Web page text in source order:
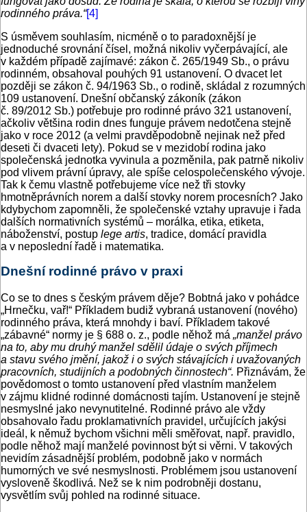
rodinného práva.“[4]
S úsměvem souhlasím, nicméně o to paradoxnější je
jednoduché srovnání čísel, možná nikoliv vyčerpávající, ale
v každém případě zajímavé: zákon č. 265/1949 Sb., o právu
rodinném, obsahoval pouhých 91 ustanovení. O dvacet let
později se zákon č. 94/1963 Sb., o rodině, skládal z rozumných
109 ustanovení. Dnešní občanský zákoník (zákon
č. 89/2012 Sb.) potřebuje pro rodinné právo 321 ustanovení,
ačkoliv většina rodin dnes funguje právem nedotčena stejně
jako v roce 2012 (a velmi pravděpodobně nejinak než před
deseti či dvaceti lety). Pokud se v mezidobí rodina jako
společenská jednotka vyvinula a pozměnila, pak patrně nikoliv
pod vlivem právní úpravy, ale spíše celospolečenského vývoje.
Tak k čemu vlastně potřebujeme více než tři stovky
hmotněprávních norem a další stovky norem procesních? Jako
kdybychom zapomněli, že společenské vztahy upravuje i řada
dalších normativních systémů – morálka, etika, etiketa,
náboženství, postup lege artis, tradice, domácí pravidla
a v neposlední řadě i matematika.
Dnešní rodinné právo v praxi
Co se to dnes s českým právem děje? Bobtná jako v pohádce
„Hrnečku, vař!“ Příkladem budiž vybraná ustanovení (nového)
rodinného práva, která mnohdy i baví. Příkladem takové
„zábavné“ normy je § 688 o. z., podle něhož má „manžel právo
na to, aby mu druhý manžel sdělil údaje o svých příjmech
a stavu svého jmění, jakož i o svých stávajících i uvažovaných
pracovních, studijních a podobných činnostech“. Přiznávám, že
povědomost o tomto ustanovení před vlastním manželem
v zájmu klidné rodinné domácnosti tajím. Ustanovení je stejně
nesmyslné jako nevynutitelné. Rodinné právo ale vždy
obsahovalo řadu proklamativních pravidel, určujících jakýsi
ideál, k němuž bychom všichni měli směřovat, např. pravidlo,
podle něhož mají manželé povinnost být si věrni. V takových
nevidím zásadnější problém, podobně jako v normách
humorných ve své nesmyslnosti. Problémem jsou ustanovení
vysloveně škodlivá. Než se k nim podrobněji dostanu,
vysvětlím svůj pohled na rodinné situace.